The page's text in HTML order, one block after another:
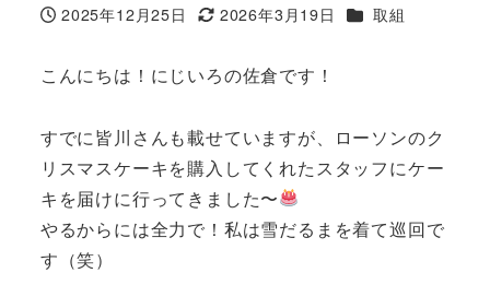
投稿日
2025年12月25日
更新日
2026年3月19日 カテゴリー
取組
こんにちは！にじいろの佐倉です！
すでに皆川さんも載せていますが、ローソンのク
リスマスケーキを購入してくれたスタッフにケー
キを届けに行ってきました〜
やるからには全力で！私は雪だるまを着て巡回で
す（笑）